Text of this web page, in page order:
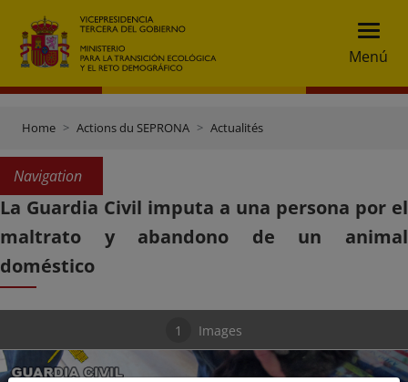
Menú
Home Actions du SEPRONA Actualités
Navigation
La Guardia Civil imputa a una persona por el
maltrato y abandono de un animal
doméstico
1 Images